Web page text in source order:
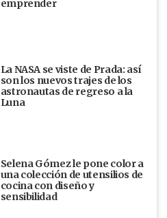
emprender
La NASA se viste de Prada: así
son los nuevos trajes de los
astronautas de regreso a la
Luna
Selena Gómez le pone color a
una colección de utensilios de
cocina con diseño y
sensibilidad